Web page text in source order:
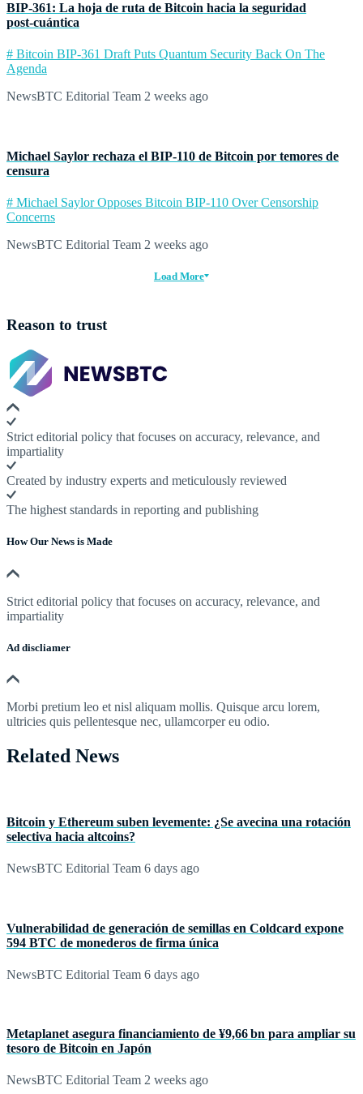
BIP‑361: La hoja de ruta de Bitcoin hacia la seguridad
post‑cuántica
# Bitcoin BIP-361 Draft Puts Quantum Security Back On The
Agenda
NewsBTC Editorial Team 2 weeks ago
Michael Saylor rechaza el BIP‑110 de Bitcoin por temores de
censura
# Michael Saylor Opposes Bitcoin BIP-110 Over Censorship
Concerns
NewsBTC Editorial Team 2 weeks ago
Load More
Reason to trust
Strict editorial policy that focuses on accuracy, relevance, and
impartiality
Created by industry experts and meticulously reviewed
The highest standards in reporting and publishing
How Our News is Made
Strict editorial policy that focuses on accuracy, relevance, and
impartiality
Ad discliamer
Morbi pretium leo et nisl aliquam mollis. Quisque arcu lorem,
ultricies quis pellentesque nec, ullamcorper eu odio.
Related News
Bitcoin y Ethereum suben levemente: ¿Se avecina una rotación
selectiva hacia altcoins?
NewsBTC Editorial Team 6 days ago
Vulnerabilidad de generación de semillas en Coldcard expone
594 BTC de monederos de firma única
NewsBTC Editorial Team 6 days ago
Metaplanet asegura financiamiento de ¥9,66 bn para ampliar su
tesoro de Bitcoin en Japón
NewsBTC Editorial Team 2 weeks ago